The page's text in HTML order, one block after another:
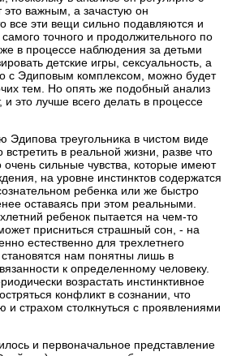
это важным, а зачастую он
все эти вещи сильно подавляются и
точного и продолжительного по
в процессе наблюдения за детьми
детские игры, сексуальность, а
с Эдиповым комплексом, можно будет
тем. Но опять же подобный анализ
и это лучше всего делать в процессе
Эдипова треугольника в чистом виде
в реальной жизни, разве что
сильные чувства, которые имеют
на уровне инстинктов содержатся
ребенка или же быстро
оставаясь при этом реальными.
ребенок пытается на чем-то
присниться страшный сон, - на
естественно для трехлетнего
нам понятны лишь в
к определенному человеку.
возрастать инстинктивное
конфликт в сознании, что
и страхом столкнуться с проявлениями
и первоначальное представление